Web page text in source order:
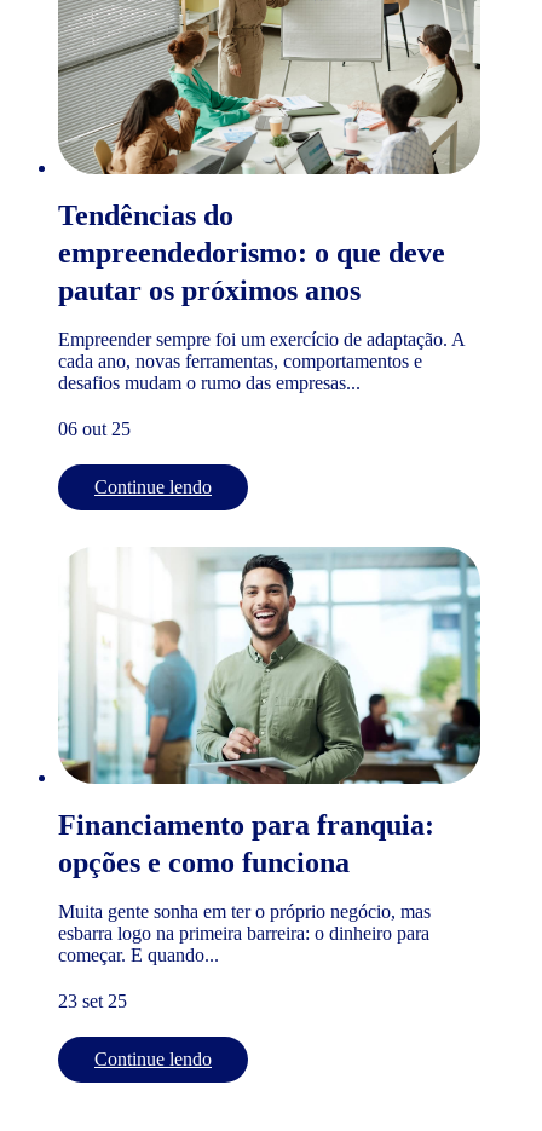
Tendências do
empreendedorismo: o que deve
pautar os próximos anos
Empreender sempre foi um exercício de adaptação. A
cada ano, novas ferramentas, comportamentos e
desafios mudam o rumo das empresas...
06 out 25
Continue lendo
Financiamento para franquia:
opções e como funciona
Muita gente sonha em ter o próprio negócio, mas
esbarra logo na primeira barreira: o dinheiro para
começar. E quando...
23 set 25
Continue lendo